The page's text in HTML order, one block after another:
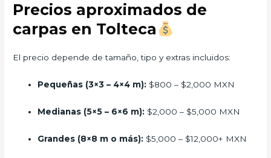
Precios aproximados de
carpas en Tolteca
El precio depende de tamaño, tipo y extras incluidos:
Pequeñas (3×3 – 4×4 m): $800 – $2,000 MXN
Medianas (5×5 – 6×6 m): $2,000 – $5,000 MXN
Grandes (8×8 m o más): $5,000 – $12,000+ MXN